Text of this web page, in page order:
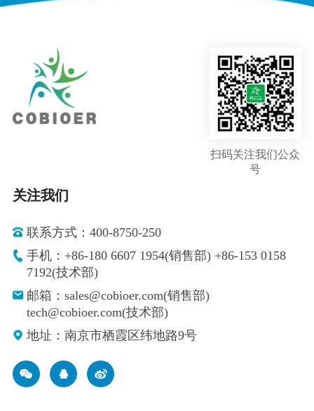
扫码关注我们公众
号
关注我们
联系方式：400-8750-250
手机：+86-180 6607 1954(销售部) +86-153 0158
7192(技术部)
邮箱：sales@cobioer.com(销售部)
tech@cobioer.com(技术部)
地址：南京市栖霞区纬地路9号